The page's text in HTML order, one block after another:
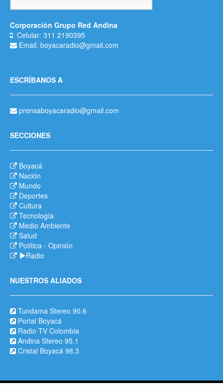
Corporación Grupo Red Andina
Celular: 311 2190395
Email: boyacaradio@gmail.com
ESCRÍBANOS A
prensaboyacaradio@gmail.com
SECCIONES
Boyacá
Nación
Mundo
Deportes
Cultura
Tecnología
Medio Ambiente
Salud
Política - Opinión
Radio
NUESTROS ALIADOS
Tundama Stereo 90.6
Portal Boyacá
Radio TV Colombia
Andina Stereo 95.1
Cristal Boyacá 98.3